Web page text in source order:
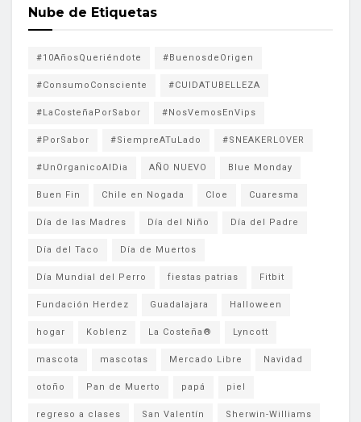
Nube de Etiquetas
#10AñosQueriéndote #BuenosdeOrigen
#ConsumoConsciente #CUIDATUBELLEZA
#LaCosteñaPorSabor #NosVemosEnVips
#PorSabor #SiempreATuLado #SNEAKERLOVER
#UnOrganicoAlDia AÑO NUEVO Blue Monday
Buen Fin Chile en Nogada Cloe Cuaresma
Día de las Madres Día del Niño Día del Padre
Día del Taco Día de Muertos
Día Mundial del Perro fiestas patrias Fitbit
Fundación Herdez Guadalajara Halloween
hogar Koblenz La Costeña® Lyncott
mascota mascotas Mercado Libre Navidad
otoño Pan de Muerto papá piel
regreso a clases San Valentín Sherwin-Williams